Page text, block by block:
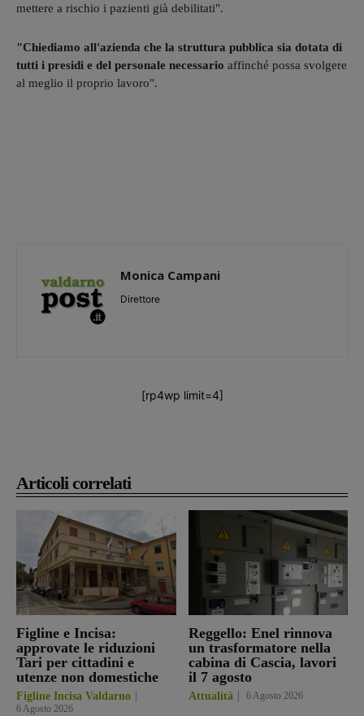
Articoli correlati
Figline e Incisa:
approvate le riduzioni
Tari per cittadini e
utenze non domestiche
Figline Incisa Valdarno
6 Agosto 2026
Reggello: Enel rinnova
un trasformatore nella
cabina di Cascia, lavori
il 7 agosto
Attualità 6 Agosto 2026
mettere a rischio i pazienti già debilitati".
"Chiediamo all'azienda che la struttura pubblica sia dotata di
tutti i presidi e del personale necessario affinché possa svolgere
al meglio il proprio lavoro".
Monica Campani
Direttore
[rp4wp limit=4]